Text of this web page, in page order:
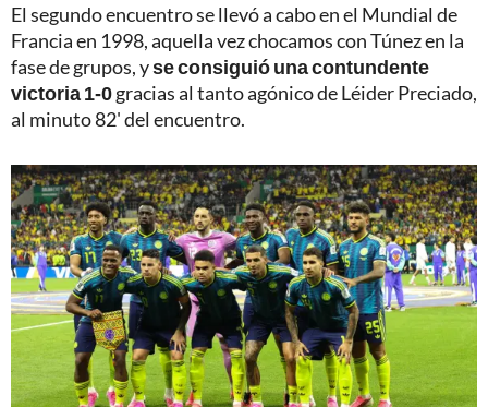
El segundo encuentro se llevó a cabo en el Mundial de
Francia en 1998, aquella vez chocamos con Túnez en la
fase de grupos, yse consiguió una contundente
victoria 1-0gracias al tanto agónico de Léider Preciado,
al minuto 82' del encuentro.